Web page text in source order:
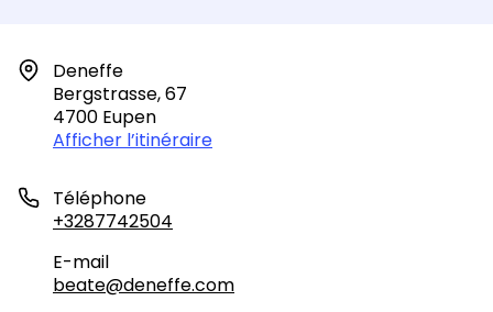
Deneffe
Bergstrasse, 67
4700 Eupen
Afficher l’itinéraire
Téléphone
+3287742504
E-mail
beate@deneffe.com